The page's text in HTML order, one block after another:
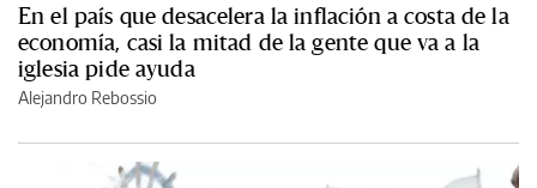
En el país que desacelera la inflación a costa de la
economía, casi la mitad de la gente que va a la
iglesia pide ayuda
Alejandro Rebossio